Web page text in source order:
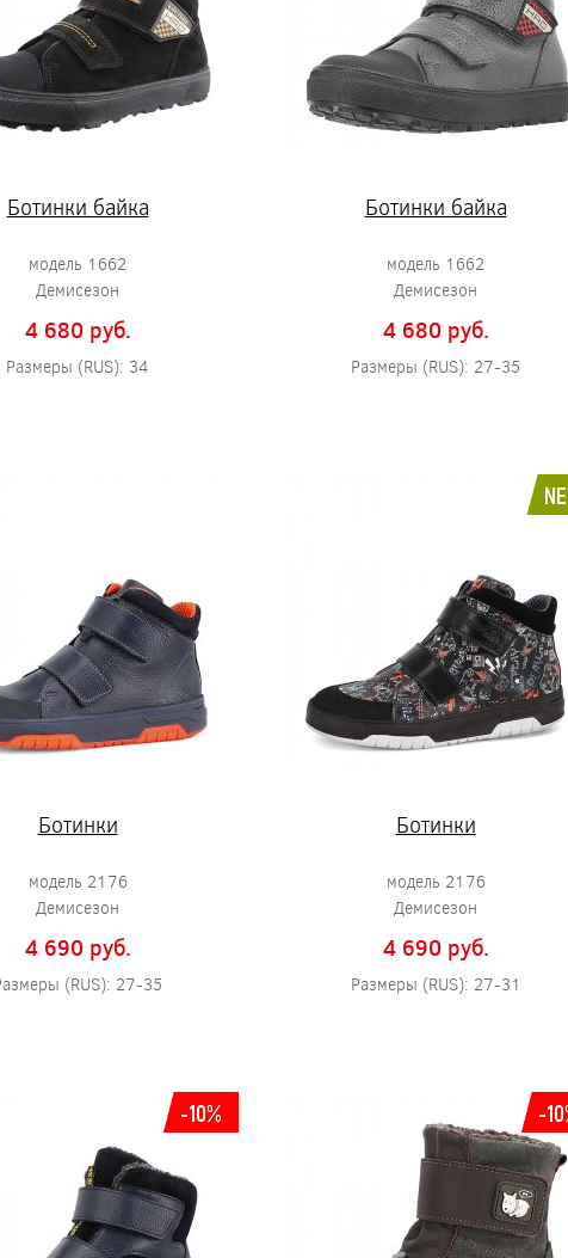
Ботинки байка
модель 1662
Демисезон
4 680 pуб.
Размеры (RUS): 34
Ботинки байка
модель 1662
Демисезон
4 680 pуб.
Размеры (RUS): 27-35
Ботинки
модель 2176
Демисезон
4 690 pуб.
(RUS): 27-35
Ботинки
модель 2176
Демисезон
4 690 pуб.
Размеры (RUS): 27-31
-10% -